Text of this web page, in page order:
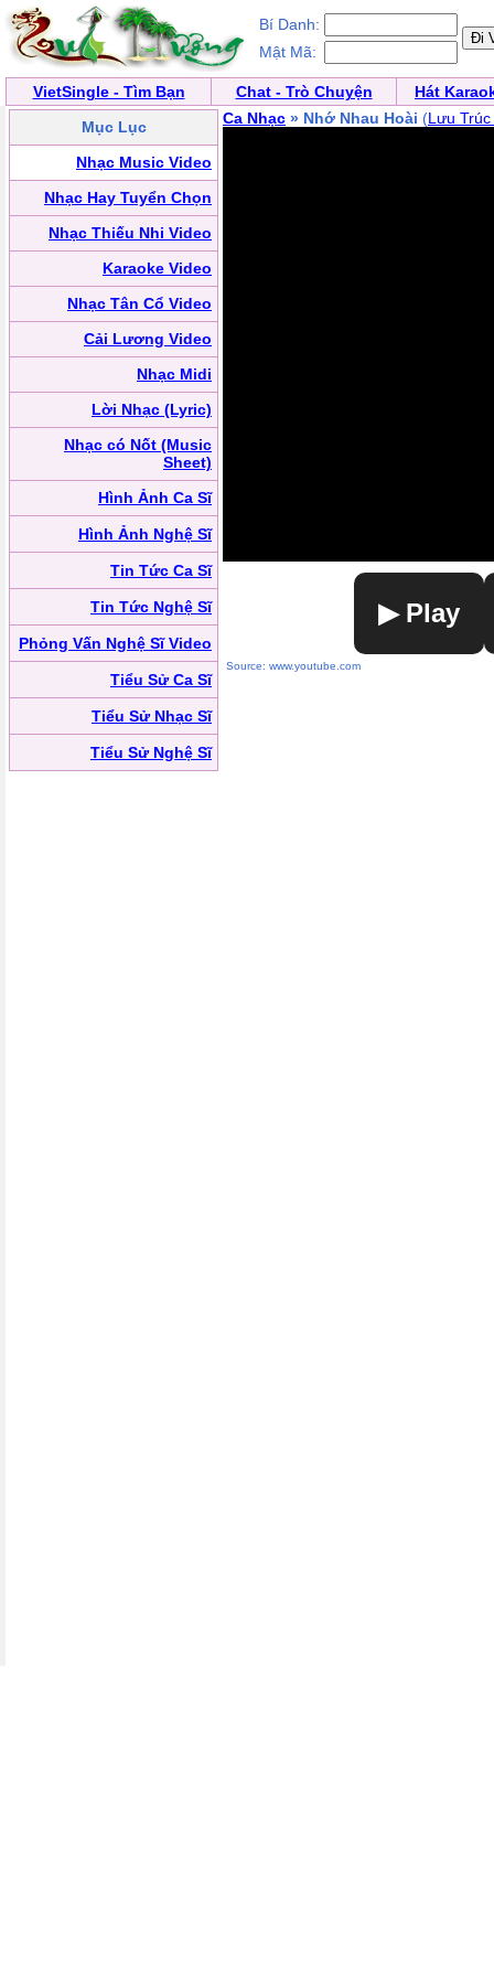
Bí Danh:
Mật Mã:
VietSingle - Tìm Bạn Chat - Trò Chuyện
Hát
Mục Lục
Nhạc Music Video
Nhạc Hay Tuyển Chọn
Nhạc Thiếu Nhi Video
Karaoke Video
Nhạc Tân Cổ Video
Cải Lương Video
Nhạc Midi
Lời Nhạc (Lyric)
Nhạc có Nốt (Music
Sheet)
Hình Ảnh Ca Sĩ
Hình Ảnh Nghệ Sĩ
Tin Tức Ca Sĩ
Tin Tức Nghệ Sĩ
Phỏng Vấn Nghệ Sĩ Video
Tiểu Sử Ca Sĩ
Tiểu Sử Nhạc Sĩ
Tiểu Sử Nghệ Sĩ
Ca Nhạc » Nhớ Nhau Hoài (Lưu Trúc
▶ Play
Source: www.youtube.com